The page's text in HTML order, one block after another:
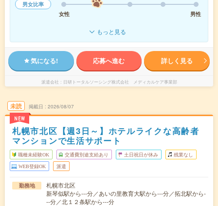
男女比率
女性
男性
もっと見る
気になる! 応募へ進む 詳しく見る
派遣会社 日研トータルソーシング株式会社 メディカルケア事業部
未読
NEW
掲載日 2026/08/07
札幌市北区【週3日～】ホテルライクな高齢者
マンションで生活サポート
職種未経験OK 交通費別途支給あり 土日祝日が休み 残業なし
WEB登録OK 派遣
勤務地
札幌市北区
新琴似駅から---分／あいの里教育大駅から---分／拓北駅から-
--分／北１２条駅から---分